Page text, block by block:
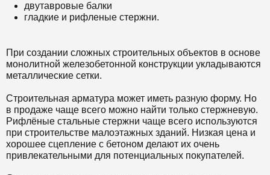
двутавровые балки
гладкие и рифленые стержни.
При создании сложных строительных объектов в основе
монолитной железобетонной конструкции укладываются
металлические сетки.
Строительная арматура может иметь разную форму. Но
в продаже чаще всего можно найти только стержневую.
Рифлёные стальные стержни чаще всего используются
при строительстве малоэтажных зданий. Низкая цена и
хорошее сцепление с бетоном делают их очень
привлекательными для потенциальных покупателей.